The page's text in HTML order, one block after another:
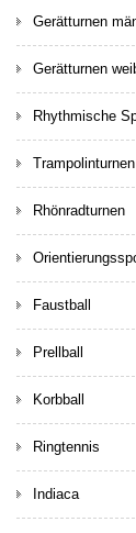
Gerätturnen
Gerätturnen
Rhythmische
Trampolinturnen
Rhönradturnen
Faustball
Prellball
Korbball
Ringtennis
Indiaca